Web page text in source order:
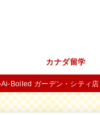
カナダ留学
Ai-Boiled ガーデン・シティ